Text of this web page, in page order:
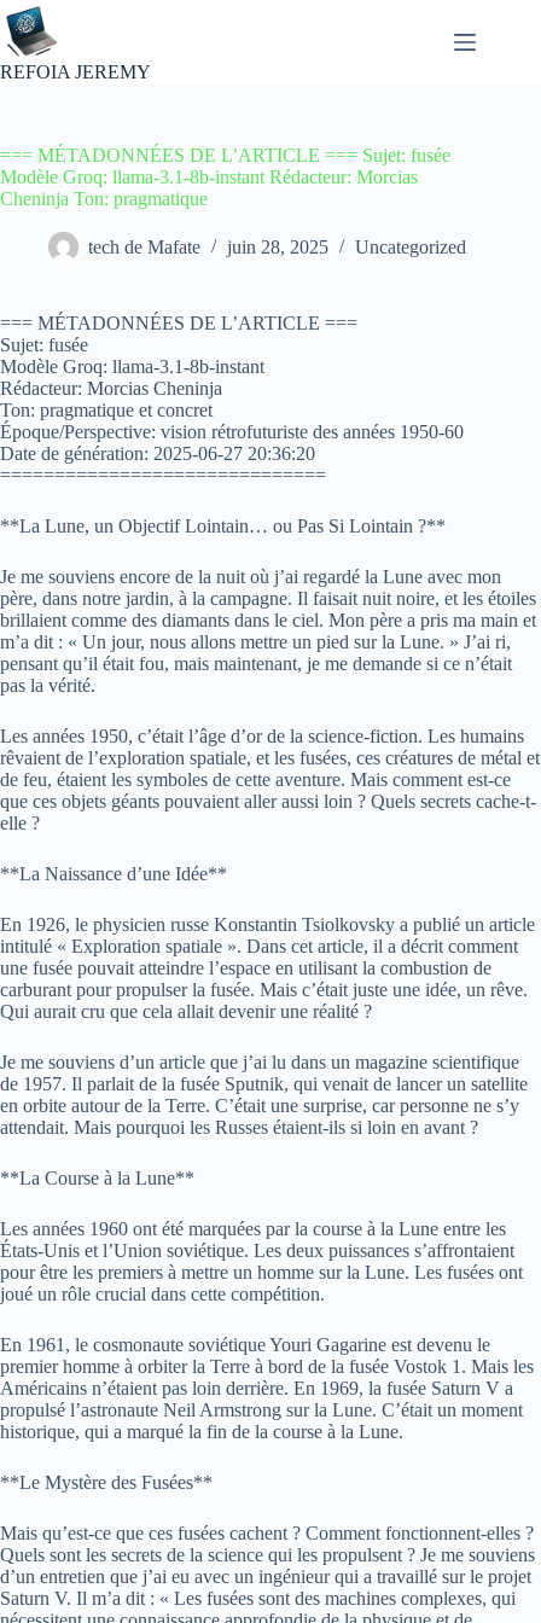
Passer
au
contenu
REFOIA JEREMY
=== MÉTADONNÉES DE L’ARTICLE === Sujet: fusée
Modèle Groq: llama-3.1-8b-instant Rédacteur: Morcias
Cheninja Ton: pragmatique
tech de Mafate juin 28, 2025 Uncategorized
=== MÉTADONNÉES DE L’ARTICLE ===
Sujet: fusée
Modèle Groq: llama-3.1-8b-instant
Rédacteur: Morcias Cheninja
Ton: pragmatique et concret
Époque/Perspective: vision rétrofuturiste des années 1950-60
Date de génération: 2025-06-27 20:36:20
==============================
**La Lune, un Objectif Lointain… ou Pas Si Lointain ?**
Je me souviens encore de la nuit où j’ai regardé la Lune avec mon
père, dans notre jardin, à la campagne. Il faisait nuit noire, et les étoiles
brillaient comme des diamants dans le ciel. Mon père a pris ma main et
m’a dit : « Un jour, nous allons mettre un pied sur la Lune. » J’ai ri,
pensant qu’il était fou, mais maintenant, je me demande si ce n’était
pas la vérité.
Les années 1950, c’était l’âge d’or de la science-fiction. Les humains
rêvaient de l’exploration spatiale, et les fusées, ces créatures de métal et
de feu, étaient les symboles de cette aventure. Mais comment est-ce
que ces objets géants pouvaient aller aussi loin ? Quels secrets cache-t-
elle ?
**La Naissance d’une Idée**
En 1926, le physicien russe Konstantin Tsiolkovsky a publié un article
intitulé « Exploration spatiale ». Dans cet article, il a décrit comment
une fusée pouvait atteindre l’espace en utilisant la combustion de
carburant pour propulser la fusée. Mais c’était juste une idée, un rêve.
Qui aurait cru que cela allait devenir une réalité ?
Je me souviens d’un article que j’ai lu dans un magazine scientifique
de 1957. Il parlait de la fusée Sputnik, qui venait de lancer un satellite
en orbite autour de la Terre. C’était une surprise, car personne ne s’y
attendait. Mais pourquoi les Russes étaient-ils si loin en avant ?
**La Course à la Lune**
Les années 1960 ont été marquées par la course à la Lune entre les
États-Unis et l’Union soviétique. Les deux puissances s’affrontaient
pour être les premiers à mettre un homme sur la Lune. Les fusées ont
joué un rôle crucial dans cette compétition.
En 1961, le cosmonaute soviétique Youri Gagarine est devenu le
premier homme à orbiter la Terre à bord de la fusée Vostok 1. Mais les
Américains n’étaient pas loin derrière. En 1969, la fusée Saturn V a
propulsé l’astronaute Neil Armstrong sur la Lune. C’était un moment
historique, qui a marqué la fin de la course à la Lune.
**Le Mystère des Fusées**
Mais qu’est-ce que ces fusées cachent ? Comment fonctionnent-elles ?
Quels sont les secrets de la science qui les propulsent ? Je me souviens
d’un entretien que j’ai eu avec un ingénieur qui a travaillé sur le projet
Saturn V. Il m’a dit : « Les fusées sont des machines complexes, qui